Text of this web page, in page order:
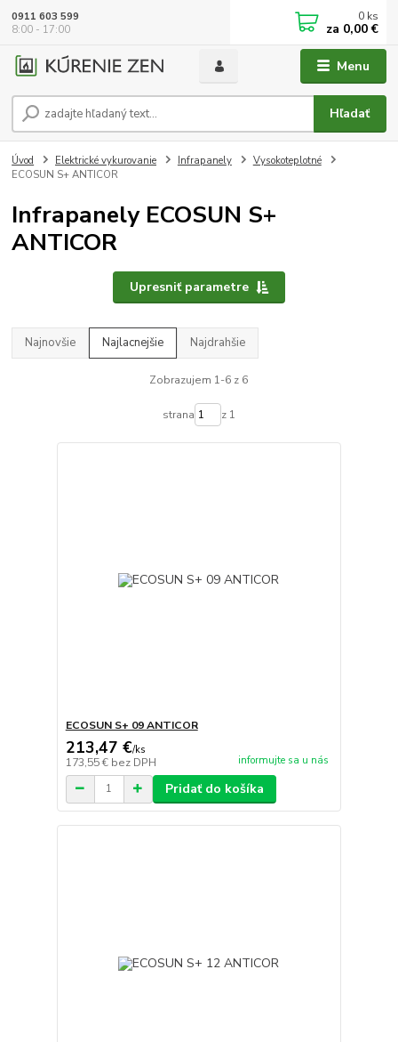
Menu
Hľadať
0911 603 599
8:00 - 17:00
0 ks
za 0,00 €
Úvod Elektrické vykurovanie Infrapanely
Vysokoteplotné
ECOSUN S+ ANTICOR
Infrapanely ECOSUN S+
ANTICOR
Upresniť parametre
Najnovšie Najlacnejšie Najdrahšie
Zobrazujem 1-6 z 6
strana z 1
ECOSUN S+ 09 ANTICOR
213,47 €/ks
173,55 € bez DPH informujte sa u nás
Pridať do košíka